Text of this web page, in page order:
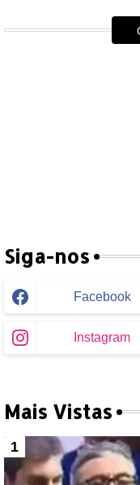
Siga-nos
Facebook
Instagram
Mais Vistas